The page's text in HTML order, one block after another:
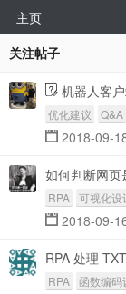
主页
关注帖子
机器人客
优化建议 Q&A
2018-09-
如何判断网页
RPA 可视化设
2018-09-
RPA 处理
RPA 函数编码